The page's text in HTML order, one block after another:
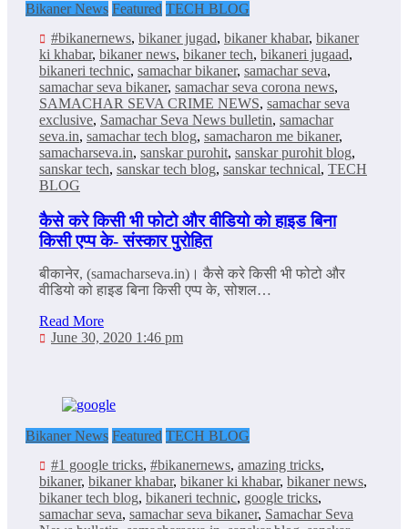
Bikaner News Featured TECH BLOG
#bikanernews, bikaner jugad, bikaner khabar, bikaner
ki khabar, bikaner news, bikaner tech, bikaneri jugaad,
bikaneri technic, samachar bikaner, samachar seva,
samachar seva bikaner, samachar seva corona news,
SAMACHAR SEVA CRIME NEWS, samachar seva
exclusive, Samachar Seva News bulletin, samachar
seva.in, samachar tech blog, samacharon me bikaner,
samacharseva.in, sanskar purohit, sanskar purohit blog,
sanskar tech, sanskar tech blog, sanskar technical, TECH
BLOG
कैसे करे किसी भी फोटो और वीडियो को हाइड बिना
किसी एप्प के- संस्कार पुरोहित
बीकानेर, (samacharseva.in)। कैसे करे किसी भी फोटो और
वीडियो को हाइड बिना किसी एप्‍प के, सोशल…
Read More
June 30, 2020 1:46 pm
Bikaner News Featured TECH BLOG
#1 google tricks, #bikanernews, amazing tricks,
bikaner, bikaner khabar, bikaner ki khabar, bikaner news,
bikaner tech blog, bikaneri technic, google tricks,
samachar seva, samachar seva bikaner, Samachar Seva